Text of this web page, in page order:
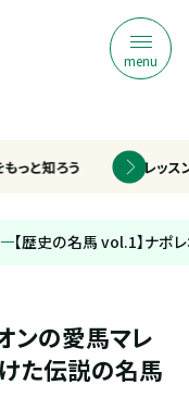
menu
っと知ろう 乗馬レッス
【歴史の名馬 vol.1】ナポ
ンの愛馬マレ
た伝説の名馬